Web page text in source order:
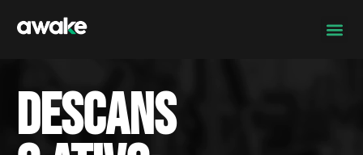
Descans